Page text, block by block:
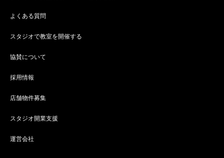
よくある質問
スタジオで教室を開催する
協賛について
採用情報
店舗物件募集
スタジオ開業支援
運営会社